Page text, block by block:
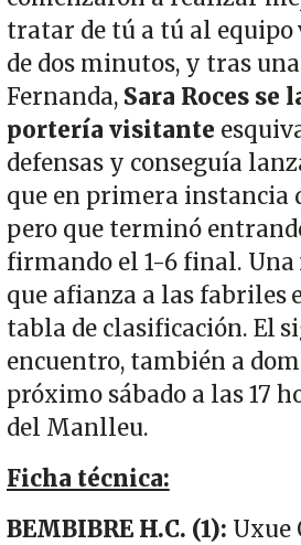
tratar de tú a tú al
de dos minutos, y tras
Fernanda, Sara Roces se
portería visitante
defensas y conseguía
que en primera instancia
pero que terminó
firmando el 1-6 final.
que afianza a las fabriles
tabla de clasificación. El
encuentro, también a
próximo sábado a las 17
del Manlleu.
Ficha técnica:
BEMBIBRE H.C. (1): Uxue